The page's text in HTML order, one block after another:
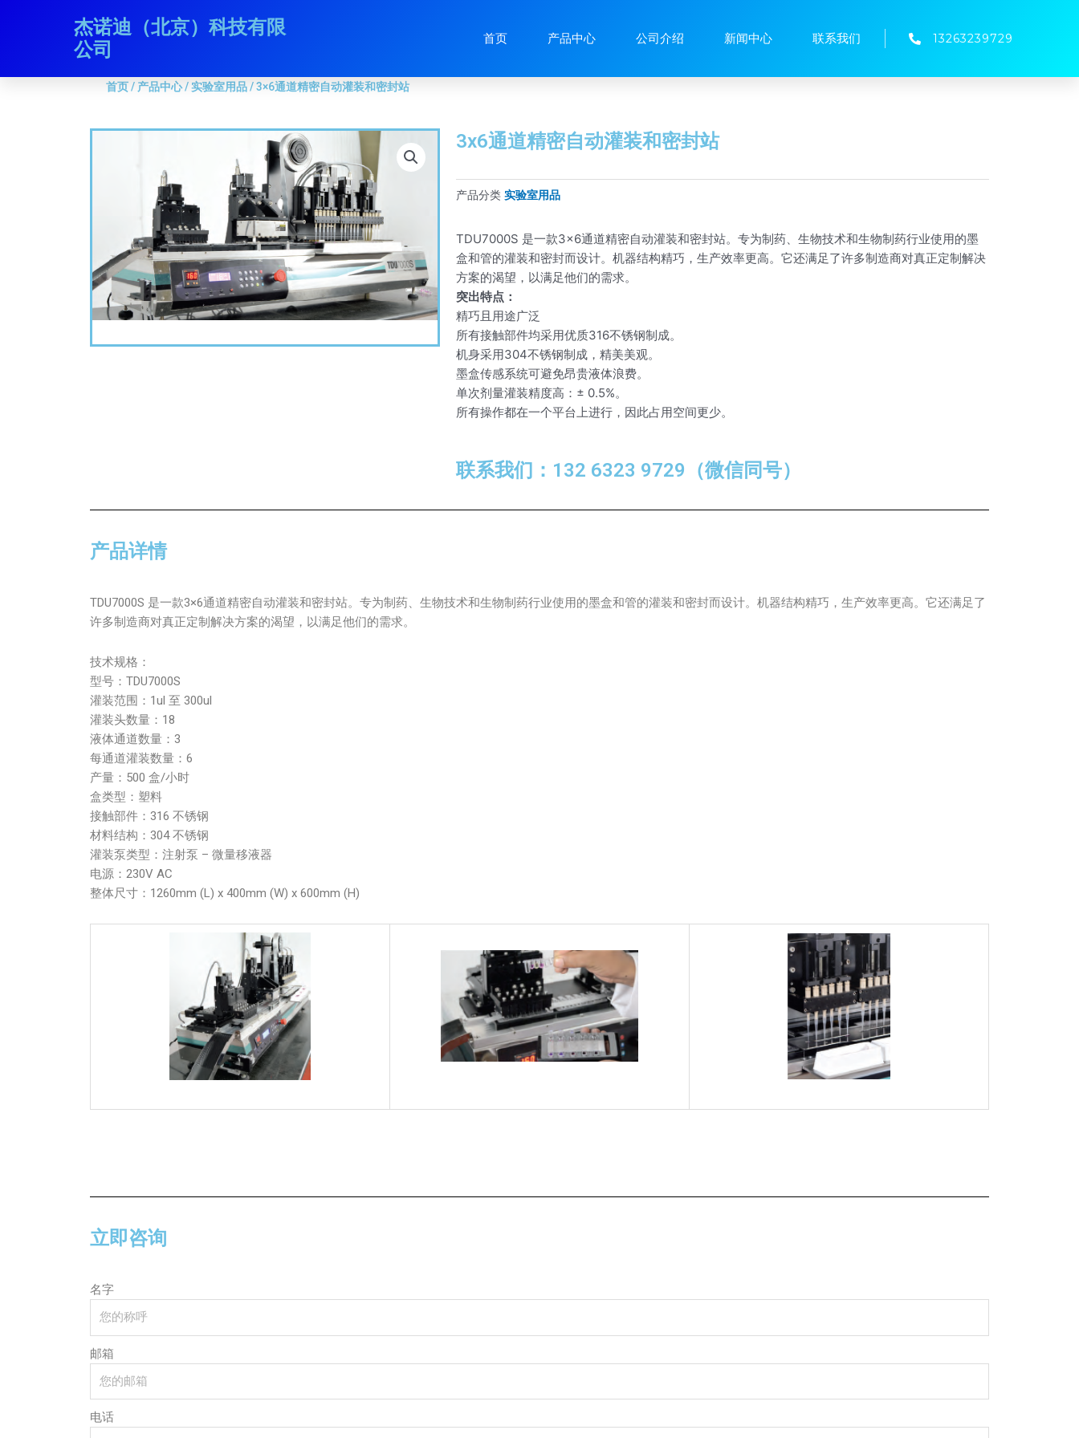
杰诺迪（北京）科技有限
公司
首页 产品中心 公司介绍 新闻中心 联系我们 13263239729
首页/产品中心/实验室用品/ 3×6通道精密自动灌装和密封站
首页/ 产品中心/实验室用品/ 3×6通道精密自动灌装和密封站
3x6通道精密自动灌装和密封站
产品分类 实验室用品
TDU7000S 是一款3×6通道精密自动灌装和密封站。专为制药、生物技术和生物制药行业使用的墨
盒和管的灌装和密封而设计。机器结构精巧，生产效率更高。它还满足了许多制造商对真正定制解决
方案的渴望，以满足他们的需求。
突出特点：
精巧且用途广泛
所有接触部件均采用优质316不锈钢制成。
机身采用304不锈钢制成，精美美观。
墨盒传感系统可避免昂贵液体浪费。
单次剂量灌装精度高：± 0.5%。
所有操作都在一个平台上进行，因此占用空间更少。
联系我们：132 6323 9729（微信同号）
产品详情
TDU7000S 是一款3×6通道精密自动灌装和密封站。专为制药、生物技术和生物制药行业使用的墨盒和管的灌装和密封而设计。机器结构精巧，生产效率更高。它还满足了
许多制造商对真正定制解决方案的渴望，以满足他们的需求。
技术规格：
型号：TDU7000S
灌装范围：1ul 至 300ul
灌装头数量：18
液体通道数量：3
每通道灌装数量：6
产量：500 盒/小时
盒类型：塑料
接触部件：316 不锈钢
材料结构：304 不锈钢
灌装泵类型：注射泵 – 微量移液器
电源：230V AC
整体尺寸：1260mm (L) x 400mm (W) x 600mm (H)
立即咨询
名字
邮箱
电话